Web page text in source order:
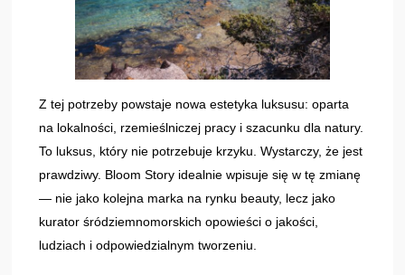
Z tej potrzeby powstaje nowa estetyka luksusu: oparta
na lokalności, rzemieślniczej pracy i szacunku dla natury.
To luksus, który nie potrzebuje krzyku. Wystarczy, że jest
prawdziwy. Bloom Story idealnie wpisuje się w tę zmianę
— nie jako kolejna marka na rynku beauty, lecz jako
kurator śródziemnomorskich opowieści o jakości,
ludziach i odpowiedzialnym tworzeniu.